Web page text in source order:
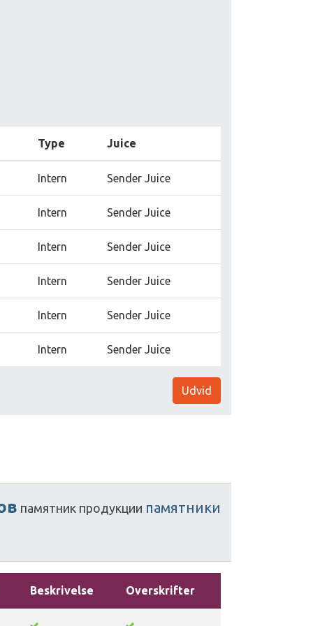
Type Juice
Intern Sender Juice
Intern Sender Juice
Intern Sender Juice
Intern Sender Juice
Intern Sender Juice
Intern Sender Juice
Udvid
памятник продукции памятники
Beskrivelse Overskrifter